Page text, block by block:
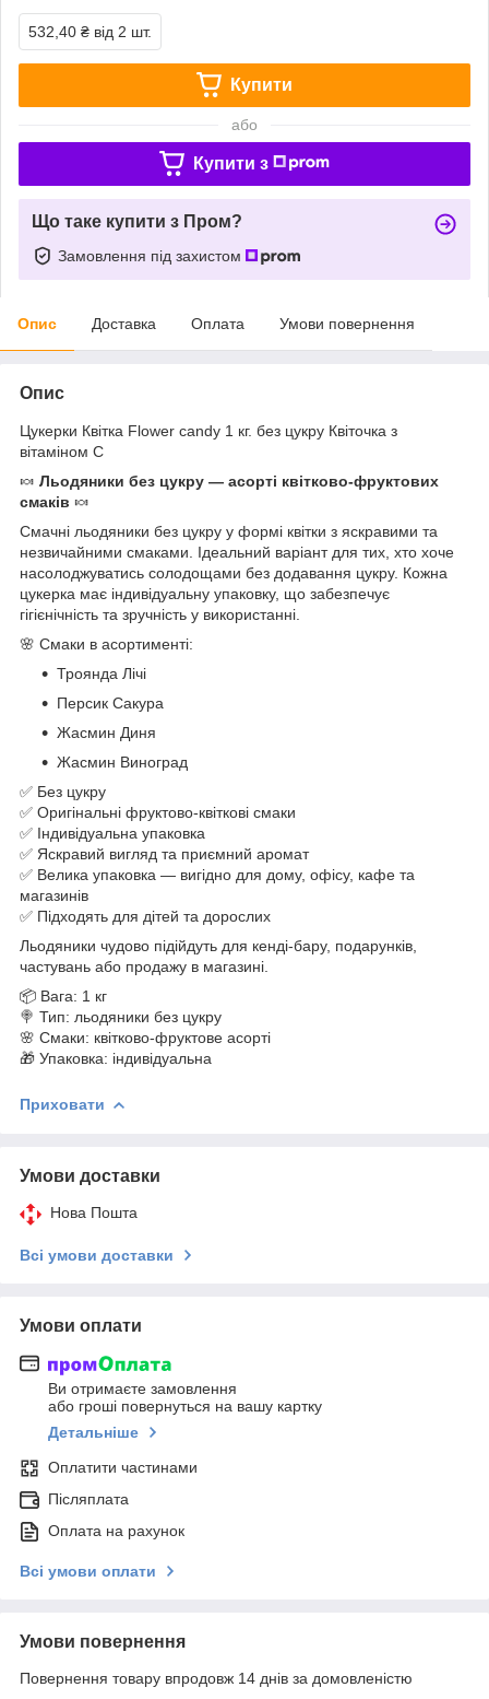
532,40 ₴ від 2 шт.
Купити
або
Купити з
Що таке купити з Пром?
Замовлення під захистом
Опис Доставка Оплата Умови повернення
Опис
Цукерки Квітка Flower candy 1 кг. без цукру Квіточка з
вітаміном С
🍬 Льодяники без цукру — асорті квітково-фруктових
смаків 🍬
Смачні льодяники без цукру у формі квітки з яскравими та
незвичайними смаками. Ідеальний варіант для тих, хто хоче
насолоджуватись солодощами без додавання цукру. Кожна
цукерка має індивідуальну упаковку, що забезпечує
гігієнічність та зручність у використанні.
🌸 Смаки в асортименті:
Троянда Лічі
Персик Сакура
Жасмин Диня
Жасмин Виноград
✅ Без цукру
✅ Оригінальні фруктово-квіткові смаки
✅ Індивідуальна упаковка
✅ Яскравий вигляд та приємний аромат
✅ Велика упаковка — вигідно для дому, офісу, кафе та
магазинів
✅ Підходять для дітей та дорослих
Льодяники чудово підійдуть для кенді-бару, подарунків,
частувань або продажу в магазині.
📦 Вага: 1 кг
🍭 Тип: льодяники без цукру
🌸 Смаки: квітково-фруктове асорті
🎁 Упаковка: індивідуальна
Приховати
Умови доставки
Нова Пошта
Всі умови доставки
Умови оплати
Ви отримаєте замовлення
або гроші повернуться на вашу картку
Детальніше
Оплатити частинами
Післяплата
Оплата на рахунок
Всі умови оплати
Умови повернення
Повернення товару впродовж 14 днів за домовленістю